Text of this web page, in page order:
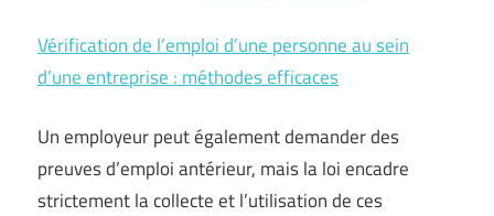
Vérification de l’emploi d’une personne au sein
d’une entreprise : méthodes efficaces
Un employeur peut également demander des
preuves d’emploi antérieur, mais la loi encadre
strictement la collecte et l’utilisation de ces